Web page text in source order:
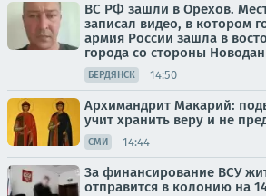
ВС РФ зашли в Орехов.
записал видео, в котором
армия России зашла в
города со стороны
БЕРДЯНСК 14:50
Архимандрит Макарий:
учит хранить веру и не
СМИ 14:44
За финансирование ВСУ
отправится в колонию на